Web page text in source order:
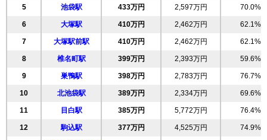
住所 東京都豊島区南大塚3丁目
相場 10,670万円～11,070万円
マンションナビで
アクシルコート大塚
5 池袋駅 433万円 2,597万円 70.0%
6 大塚駅 410万円 2,462万円 62.1%
7 大塚駅前駅 410万円 2,462万円 62.1%
8 椎名町駅 399万円 2,393万円 59.6%
9 巣鴨駅 398万円 2,783万円 76.7%
10 北池袋駅 389万円 2,334万円 69.6%
11 目白駅 385万円 5,772万円 76.4%
12 駒込駅 377万円 4,525万円 74.9%